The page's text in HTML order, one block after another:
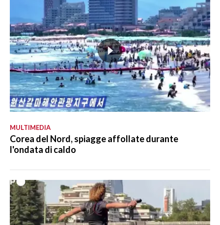
MULTIMEDIA
Corea del Nord, spiagge affollate durante
l'ondata di caldo